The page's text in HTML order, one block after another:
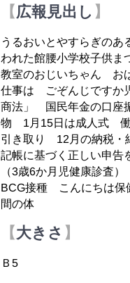
広報見出し
うるおいとやすらぎの
われた館腰小学校子供
教室のおじいちゃん お
仕事は ごぞんじですか
商法」 国民年金の口座
物 1月15日は成人式
引き取り 12月の納税
記帳に基づく正しい申
（3歳6か月児健康診査
BCG接種 こんにちは保
間の体
大きさ
Ｂ5